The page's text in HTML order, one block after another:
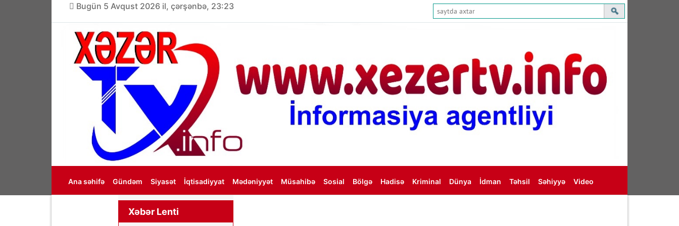
Bugün 5 Avqust 2026 il, çərşənbə, 23:23
Ana səhifə Gündəm Siyasət İqtisadiyyat Mədəniyyət Müsahibə Sosial Bölgə Hadisə Kriminal Dünya İdman Təhsil Səhiyyə Video
Xəbər Lenti